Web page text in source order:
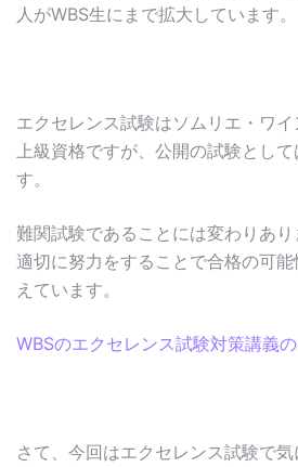
人がWBS生にまで拡大しています。
エクセレンス試験はソムリエ・ワ
上級資格ですが、公開の試験とし
す。
難関試験であることには変わりあ
適切に努力をすることで合格の可
えています。
WBSのエクセレンス試験対策講義
さて、今回はエクセレンス試験で